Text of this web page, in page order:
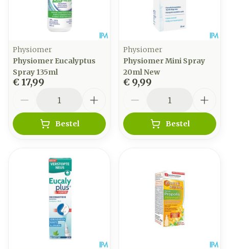
Physiomer
Physiomer Eucalyptus
Spray 135ml
€ 17,99
Bestel
Physiomer
Physiomer Mini Spray
20ml New
€ 9,99
Bestel